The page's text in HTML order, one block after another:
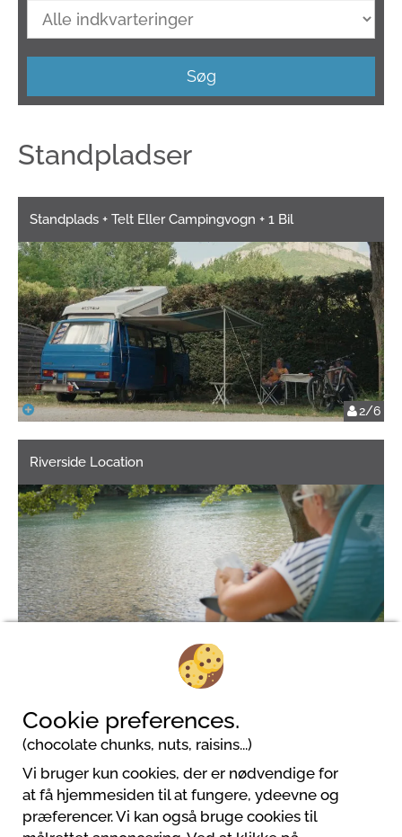
Søg
Standpladser
2/6
Standplads + Telt Eller Campingvogn + 1 Bil
Riverside Location
Camping 2 RIVIERES
61, avenue de l'Aigoual
12100 Millau
Cookie preferences.
(chocolate chunks, nuts, raisins...)
Vi bruger kun cookies, der er nødvendige for
at få hjemmesiden til at fungere, ydeevne og
præferencer. Vi kan også bruge cookies til